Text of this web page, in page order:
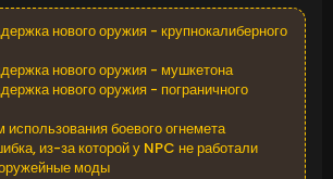
нового оружия - крупнокалиберного
нового оружия - мушкетона
нового оружия - пограничного
боевого огнемета
из-за которой у NPC не работали
моды